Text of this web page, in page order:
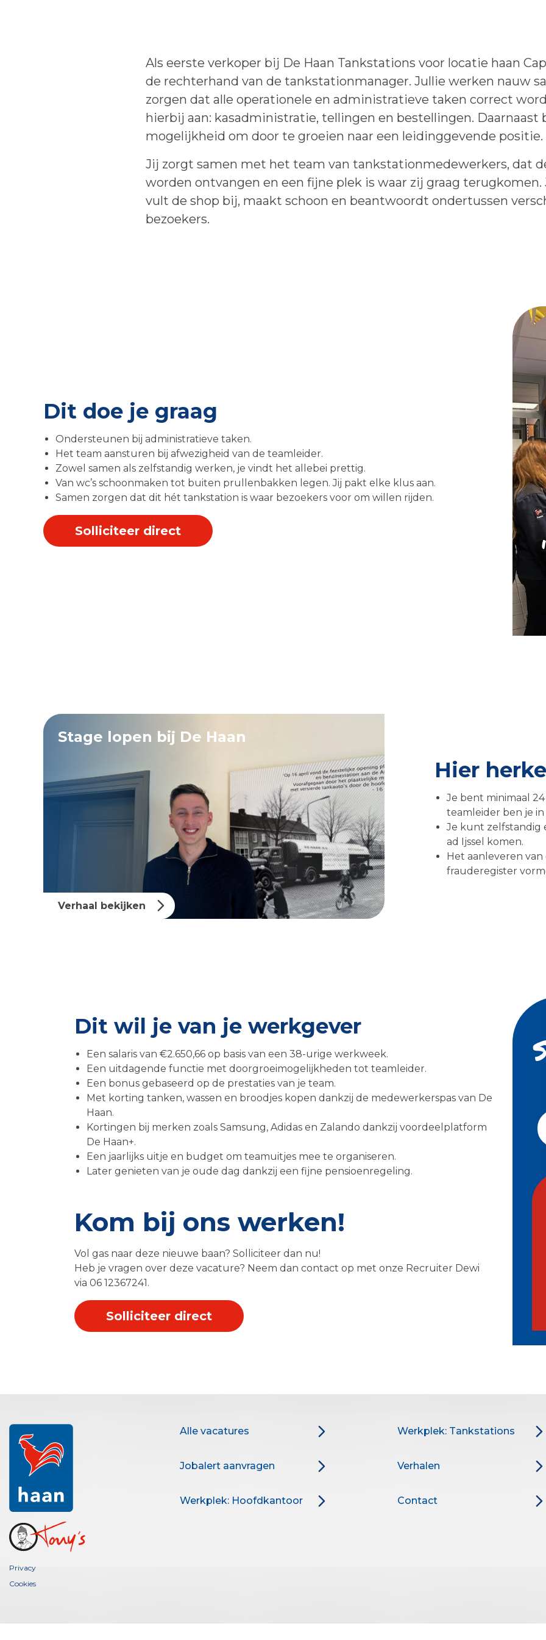
Als eerste verkoper bij De Haan Tankstations voor locatie haan
de rechterhand van de tankstationmanager. Jullie werken nauw
zorgen dat alle operationele en administratieve taken correct
hierbij aan: kasadministratie, tellingen en bestellingen. Daarnaast
mogelijkheid om door te groeien naar een leidinggevende positie.
Jij zorgt samen met het team van tankstationmedewerkers, dat
worden ontvangen en een fijne plek is waar zij graag terugkomen.
vult de shop bij, maakt schoon en beantwoordt ondertussen
bezoekers.
Dit doe je graag
Ondersteunen bij administratieve taken.
Het team aansturen bij afwezigheid van de teamleider.
Zowel samen als zelfstandig werken, je vindt het allebei prettig.
Van wc’s schoonmaken tot buiten prullenbakken legen. Jij pakt elke klus aan.
Samen zorgen dat dit hét tankstation is waar bezoekers voor om willen rijden.
Solliciteer direct
Stage lopen bij De Haan
Verhaal bekijken
Hier
Je bent minimaal
teamleider ben je
Je kunt zelfstandig
ad Ijssel komen.
Het aanleveren
frauderegister
Dit wil je van je werkgever
Een salaris van €2.650,66 op basis van een 38-urige werkweek.
Een uitdagende functie met doorgroeimogelijkheden tot teamleider.
Een bonus gebaseerd op de prestaties van je team.
Met korting tanken, wassen en broodjes kopen dankzij de medewerkerspas van De
Haan.
Kortingen bij merken zoals Samsung, Adidas en Zalando dankzij voordeelplatform
De Haan+.
Een jaarlijks uitje en budget om teamuitjes mee te organiseren.
Later genieten van je oude dag dankzij een fijne pensioenregeling.
Kom bij ons werken!
Vol gas naar deze nieuwe baan? Solliciteer dan nu!
Heb je vragen over deze vacature? Neem dan contact op met onze Recruiter Dewi
via 06 12367241.
Solliciteer direct
Privacy
Cookies
Alle vacatures
Jobalert aanvragen
Werkplek: Hoofdkantoor
Werkplek: Tankstations
Verhalen
Contact